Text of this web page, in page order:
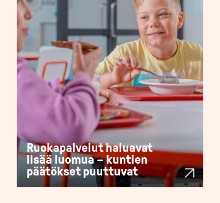
Ruokapalvelut haluavat
lisää luomua – kuntien
päätökset puuttuvat